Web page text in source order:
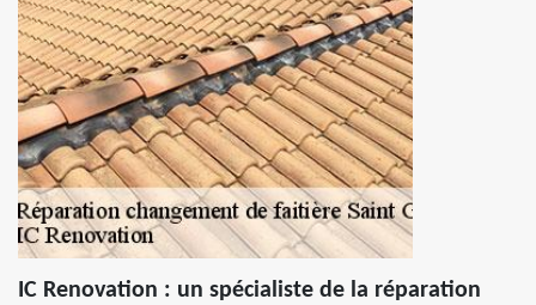
IC Renovation : un spécialiste de la réparation